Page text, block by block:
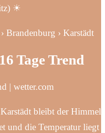
☀
Brandenburg › Karstädt
Tage Trend
| wetter.com
bleibt der Himmel
und die Temperatur liegt